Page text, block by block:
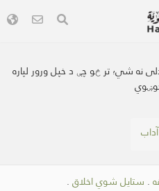
نه شي؛ تر څو چې د خپل ورور لپاره
. ستایل شوي اخلاق .